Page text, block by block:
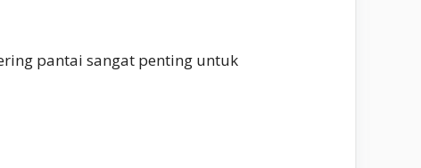
pantai sangat penting untuk